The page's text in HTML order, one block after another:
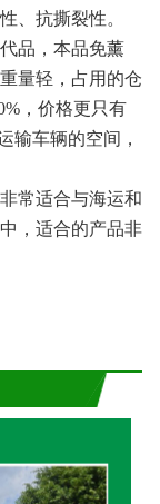
、抗撕裂性。
品，本品免薰
量轻，占用的仓
，价格更只有
输车辆的空间，
常适合与海运和
，适合的产品非